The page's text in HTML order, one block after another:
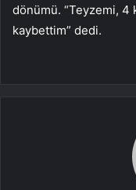
dönümü. “Teyzemi, 4
kaybettim” dedi.